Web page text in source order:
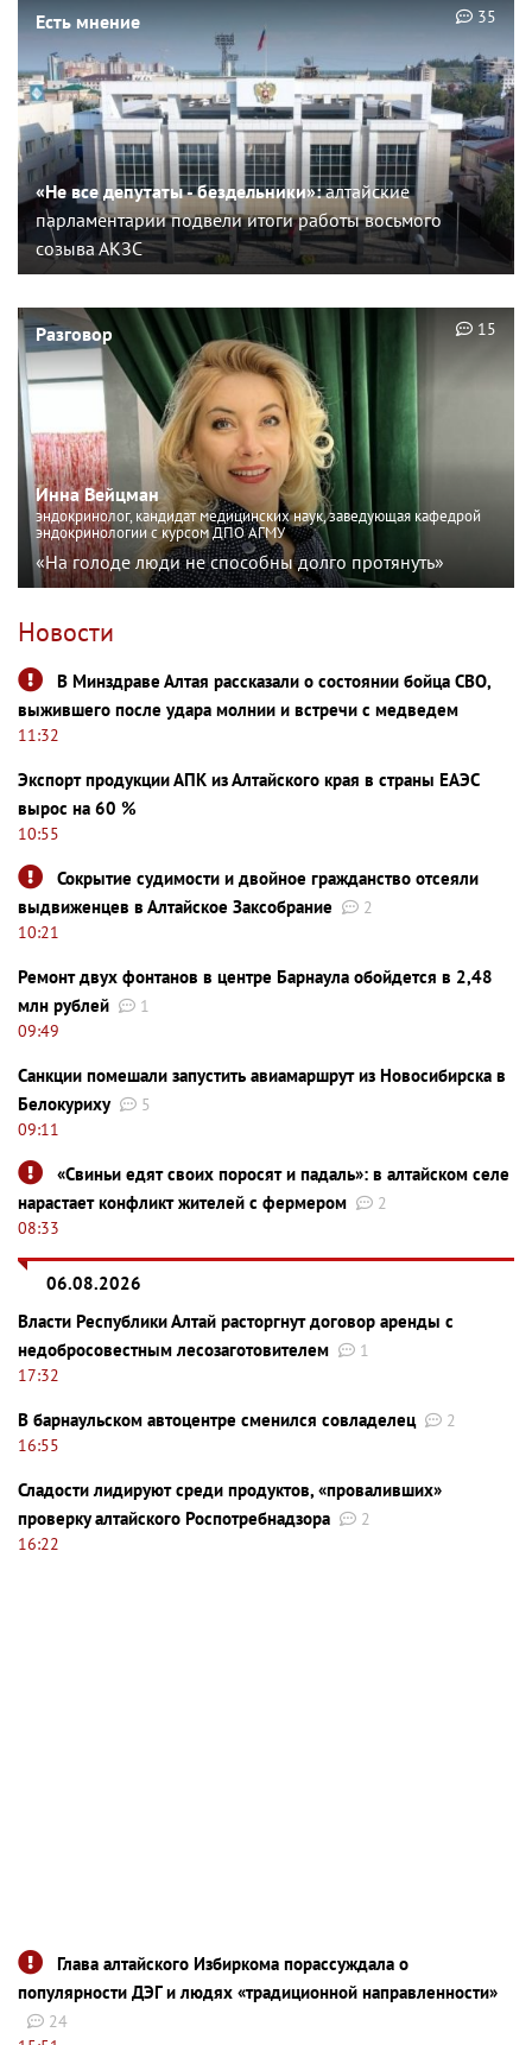
Есть мнение
«Не все депутаты - бездельники»:алтайские
парламентарии подвели итоги работы восьмого
созыва АКЗС
35
Разговор
Инна Вейцман
эндокринолог, кандидат медицинских наук, заведующая кафедрой
эндокринологии с курсом ДПО АГМУ
«На голоде люди не способны долго протянуть»
15
Новости
В Минздраве Алтая рассказали о состоянии бойца СВО,
выжившего после удара молнии и встречи с медведем
11:32
Экспорт продукции АПК из Алтайского края в страны ЕАЭС
вырос на 60 %
10:55
Сокрытие судимости и двойное гражданство отсеяли
выдвиженцев в Алтайское Заксобрание
2
10:21
Ремонт двух фонтанов в центре Барнаула обойдется в 2,48
млн рублей
1
09:49
Санкции помешали запустить авиамаршрут из Новосибирска в
Белокуриху
5
09:11
«Свиньи едят своих поросят и падаль»: в алтайском селе
нарастает конфликт жителей с фермером
2
08:33
06.08.2026
Власти Республики Алтай расторгнут договор аренды с
недобросовестным лесозаготовителем
1
17:32
В барнаульском автоцентре сменился совладелец
2
16:55
Сладости лидируют среди продуктов, «проваливших»
проверку алтайского Роспотребнадзора
2
16:22
Глава алтайского Избиркома порассуждала о
популярности ДЭГ и людях «традиционной направленности»
24